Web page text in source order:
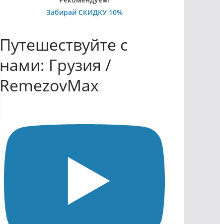
Забирай СКИДКУ 10%
Путешествуйте с
нами: Грузия /
RemezovMax